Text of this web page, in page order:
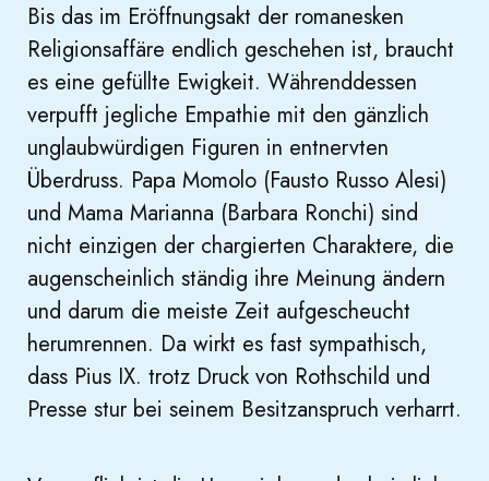
Bis das im Eröffnungsakt der romanesken
Religionsaffäre endlich geschehen ist, braucht
es eine gefüllte Ewigkeit. Währenddessen
verpufft jegliche Empathie mit den gänzlich
unglaubwürdigen Figuren in entnervten
Überdruss. Papa Momolo (Fausto Russo Alesi)
und Mama Marianna (Barbara Ronchi) sind
nicht einzigen der chargierten Charaktere, die
augenscheinlich ständig ihre Meinung ändern
und darum die meiste Zeit aufgescheucht
herumrennen. Da wirkt es fast sympathisch,
dass Pius IX. trotz Druck von Rothschild und
Presse stur bei seinem Besitzanspruch verharrt.